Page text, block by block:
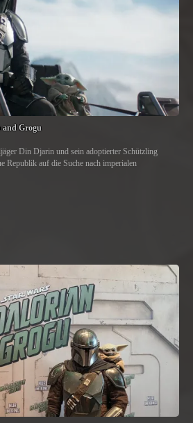
and Grogu
Din Djarin und sein adoptierter Schützling
Republik auf die Suche nach imperialen